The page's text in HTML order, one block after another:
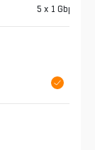
5 x 1 Gbps